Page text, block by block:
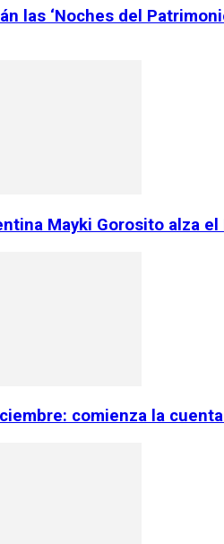
las ‘Noches del
Mayki Gorosito alza
comienza la